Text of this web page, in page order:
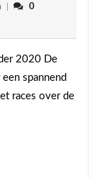
cdenvhoogstraten
0
2020 De
spannend
races over de